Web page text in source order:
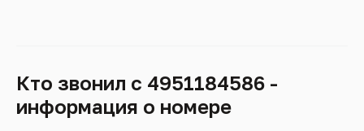
Кто звонил с 4951184586 -
информация о номере